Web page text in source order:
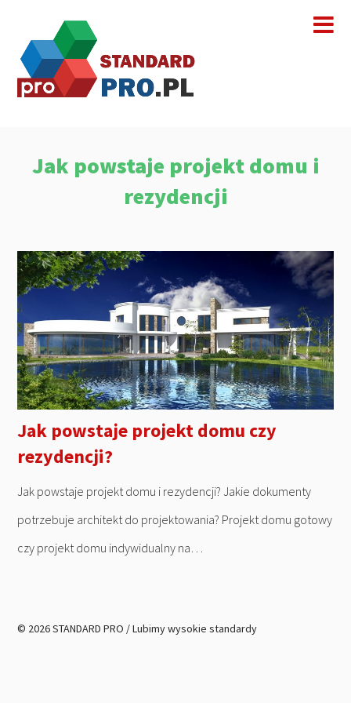
Jak powstaje projekt domu i
rezydencji
Jak powstaje projekt domu czy
rezydencji?
Jak powstaje projekt domu i rezydencji? Jakie dokumenty
potrzebuje architekt do projektowania? Projekt domu gotowy
czy projekt domu indywidualny na…
© 2026 STANDARD PRO / Lubimy wysokie standardy